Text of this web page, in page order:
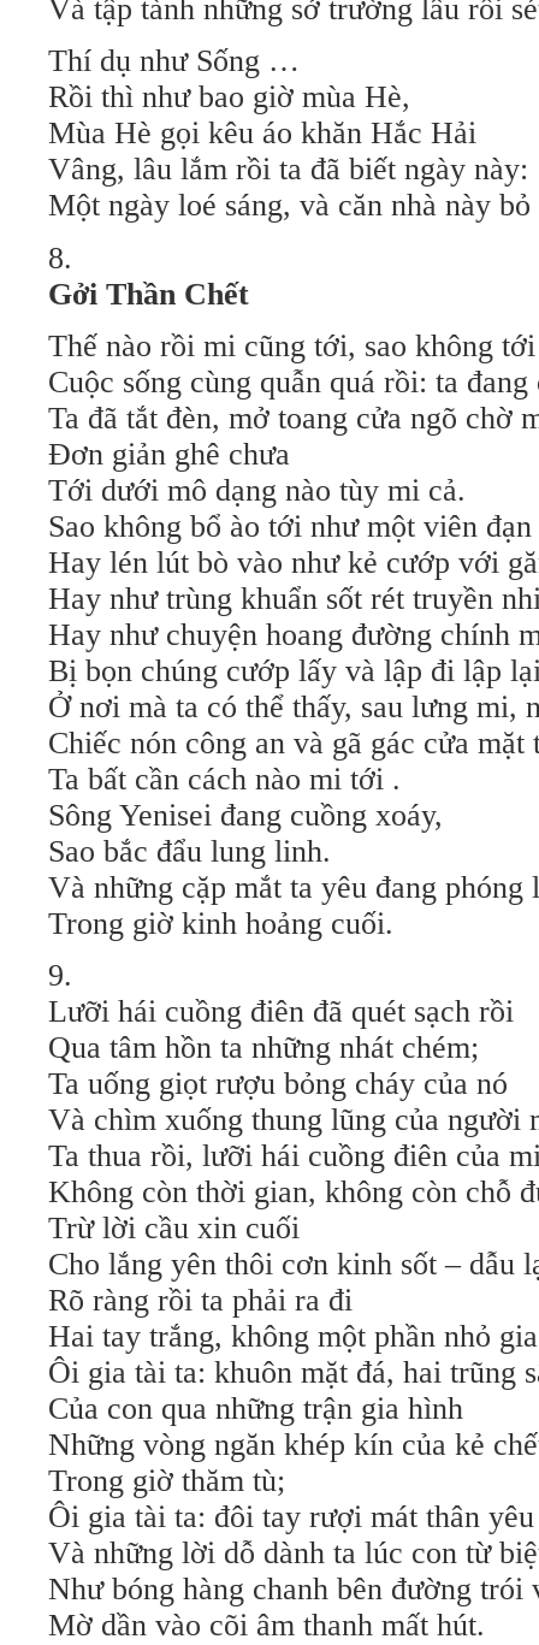
Và tập tành những sở trường lâu rồi
Thí dụ như Sống …
Rồi thì như bao giờ mùa Hè,
Mùa Hè gọi kêu áo khăn Hắc Hải
Vâng, lâu lắm rồi ta đã biết ngày này:
Một ngày loé sáng, và căn nhà này
8.
Gởi Thần Chết
Thế nào rồi mi cũng tới, sao không
Cuộc sống cùng quẫn quá rồi: ta
Ta đã tắt đèn, mở toang cửa ngõ chờ
Đơn giản ghê chưa
Tới dưới mô dạng nào tùy mi cả.
Sao không bổ ào tới như một viên
Hay lén lút bò vào như kẻ cướp với
Hay như trùng khuẩn sốt rét truyền
Hay như chuyện hoang đường chính
Bị bọn chúng cướp lấy và lập đi lập
Ở nơi mà ta có thể thấy, sau lưng mi,
Chiếc nón công an và gã gác cửa mặt
Ta bất cần cách nào mi tới .
Sông Yenisei đang cuồng xoáy,
Sao bắc đẩu lung linh.
Và những cặp mắt ta yêu đang phóng
Trong giờ kinh hoảng cuối.
9.
Lưỡi hái cuồng điên đã quét sạch rồi
Qua tâm hồn ta những nhát chém;
Ta uống giọt rượu bỏng cháy của nó
Và chìm xuống thung lũng của người
Ta thua rồi, lưỡi hái cuồng điên của
Không còn thời gian, không còn chỗ
Trừ lời cầu xin cuối
Cho lắng yên thôi cơn kinh sốt – dẫu
Rõ ràng rồi ta phải ra đi
Hai tay trắng, không một phần nhỏ
Ôi gia tài ta: khuôn mặt đá, hai trũng
Của con qua những trận gia hình
Những vòng ngăn khép kín của kẻ
Trong giờ thăm tù;
Ôi gia tài ta: đôi tay rượi mát thân
Và những lời dỗ dành ta lúc con từ
Như bóng hàng chanh bên đường trói
Mờ dần vào cõi âm thanh mất hút.